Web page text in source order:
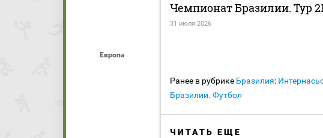
Европа
Чемпионат Бразилии. Тур
31 июля 2026
Ранее в рубрике Бразилия:
Бразилии. Футбол
ЧИТАТЬ ЕЩЕ